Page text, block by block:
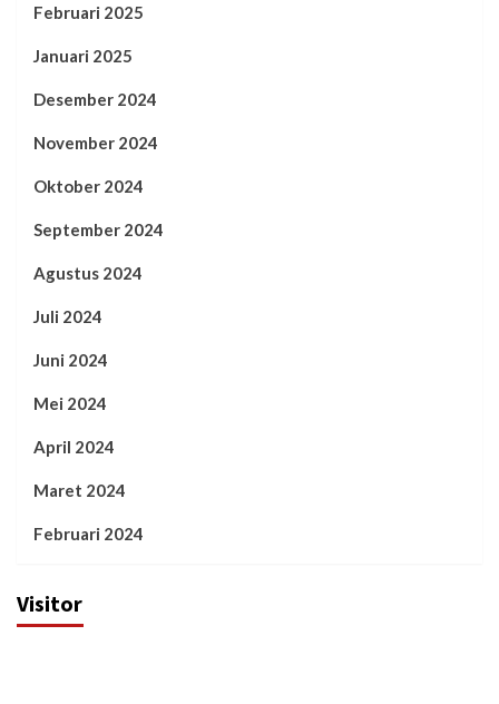
Februari 2025
Januari 2025
Desember 2024
November 2024
Oktober 2024
September 2024
Agustus 2024
Juli 2024
Juni 2024
Mei 2024
April 2024
Maret 2024
Februari 2024
Visitor